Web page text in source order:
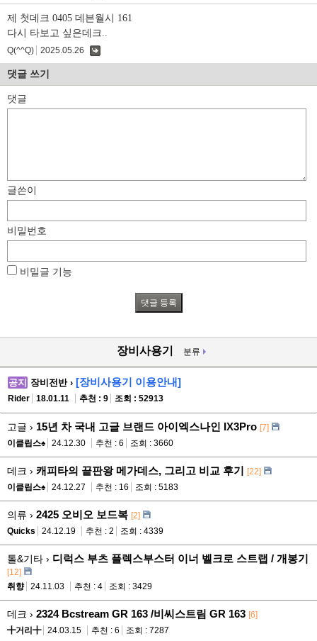
글
제 첫데크 0405 데븐월시 161
다시 타보고 싶은데크..
Q(^^Q) 2025.05.26
댓글 쓰기
댓글
글쓴이
비밀번호
비밀글 기능
장비사용기 분류
공지 장비전반 › [장비사용기 이용안내]
Rider 18.01.11 추천 : 9 조회 : 52913
고글 › 15년 차 국내 고글 브랜드 아이엑스나인 IX3Pro [7]
이클립스♠
24.12.30 추천 : 6 조회 : 3660
데크 › 캐피타의 끝판왕 메가데스, 그리고 비교 후기 [22]
이클립스♠
24.12.27 추천 : 16 조회 : 5183
의류 › 2425 오비오 보드복 [2]
Quicks
24.12.19 추천 : 2 조회 : 4339
톨&기타 › 디럭스 부츠 플렉스부스터 이너 벨크로 스트랩 / 개봉기
[12]
취향
24.11.03 추천 : 4 조회 : 3429
데크 › 2324 Bcstream GR 163 /비씨스트림 GR 163 [6]
╋거리╋
24.03.15 추천 : 6 조회 : 7287